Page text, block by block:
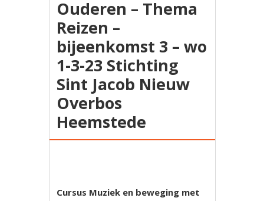
Ouderen – Thema
Reizen –
bijeenkomst 3 – wo
1-3-23 Stichting
Sint Jacob Nieuw
Overbos
Heemstede
Cursus Muziek en beweging met